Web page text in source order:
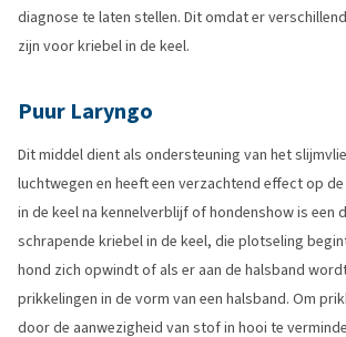
diagnose te laten stellen. Dit omdat er
zijn voor kriebel in de keel.
Puur Laryngo
Dit middel dient als ondersteuning van het
luchtwegen en heeft een verzachtend effect op
in de keel na kennelverblijf of hondenshow is een
schrapende kriebel in de keel, die plotseling
hond zich opwindt of als er aan de halsband
prikkelingen in de vorm van een halsband. Om
door de aanwezigheid van stof in hooi te